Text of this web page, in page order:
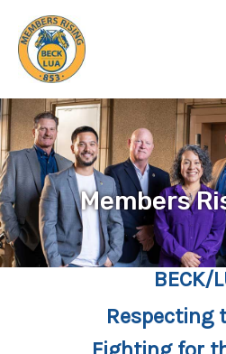
content
Members
BECK/
Respecting